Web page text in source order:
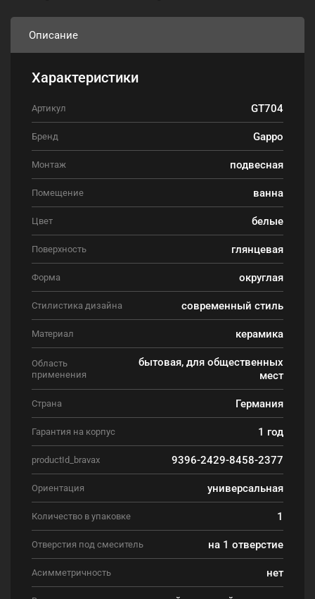
Описание
Характеристики
Артикул GT704
Бренд Gappo
Монтаж подвесная
Помещение ванна
Цвет белые
Поверхность глянцевая
Форма округлая
Стилистика дизайна современный стиль
Материал керамика
Область
применения
бытовая, для общественных
мест
Страна Германия
Гарантия на корпус 1 год
productId_bravax 9396-2429-8458-2377
Ориентация универсальная
Количество в упаковке 1
Отверстия под смеситель на 1 отверстие
Асимметричность нет